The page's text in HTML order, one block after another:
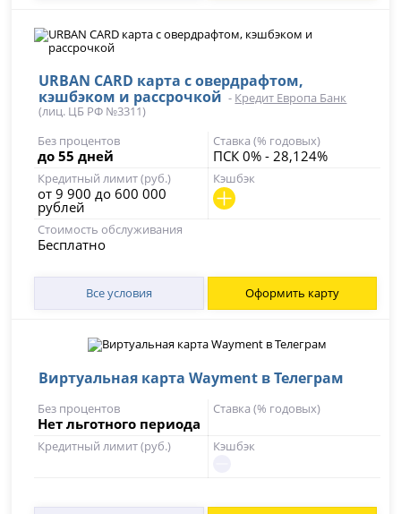
URBAN CARD карта с овердрафтом,
кэшбэком и рассрочкой - Кредит Европа Банк
(лиц. ЦБ РФ №3311)
Без процентов
до 55 дней
Ставка (% годовых)
ПСК 0% - 28,124%
Кредитный лимит (руб.)
от 9 900 до 600 000
рублей
Кэшбэк
Стоимость обслуживания
Бесплатно
Все условия Оформить карту
Виртуальная карта Wayment в Телеграм
Без процентов
Нет льготного периода
Ставка (% годовых)
Кредитный лимит (руб.) Кэшбэк